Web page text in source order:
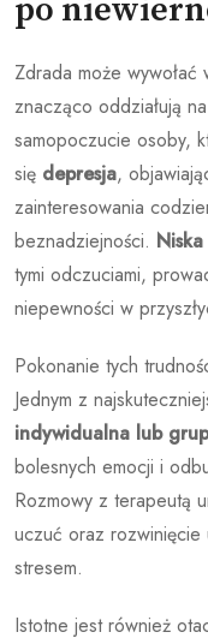
po
Zdrada może
znacząco oddziałują
samopoczucie osoby,
się depresja,
zainteresowania
beznadziejności.
tymi odczuciami,
niepewności w
Pokonanie tych
Jednym z
indywidualna lub
bolesnych emocji i
Rozmowy z terapeutą
uczuć oraz rozwinięcie
stresem.
Istotne jest również